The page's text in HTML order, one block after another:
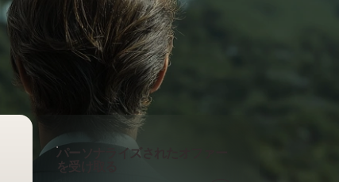
パーソナライズされたオファー
を受け取る